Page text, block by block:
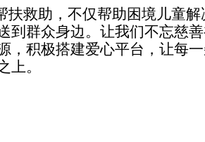
扶救助，不仅帮助困境儿童
到群众身边。让我们不忘慈
，积极搭建爱心平台，让每
上。